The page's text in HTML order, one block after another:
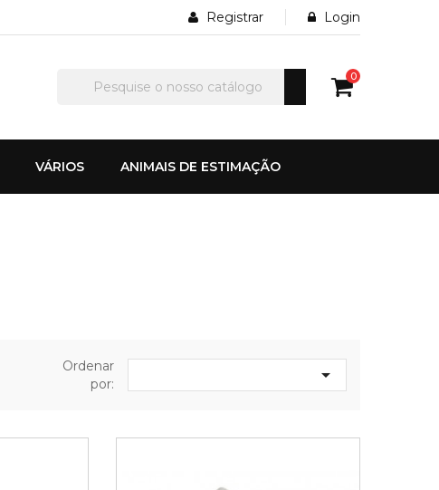
Registrar Login
0
VÁRIOS ANIMAIS DE ESTIMAÇÃO
Ordenar
por:
